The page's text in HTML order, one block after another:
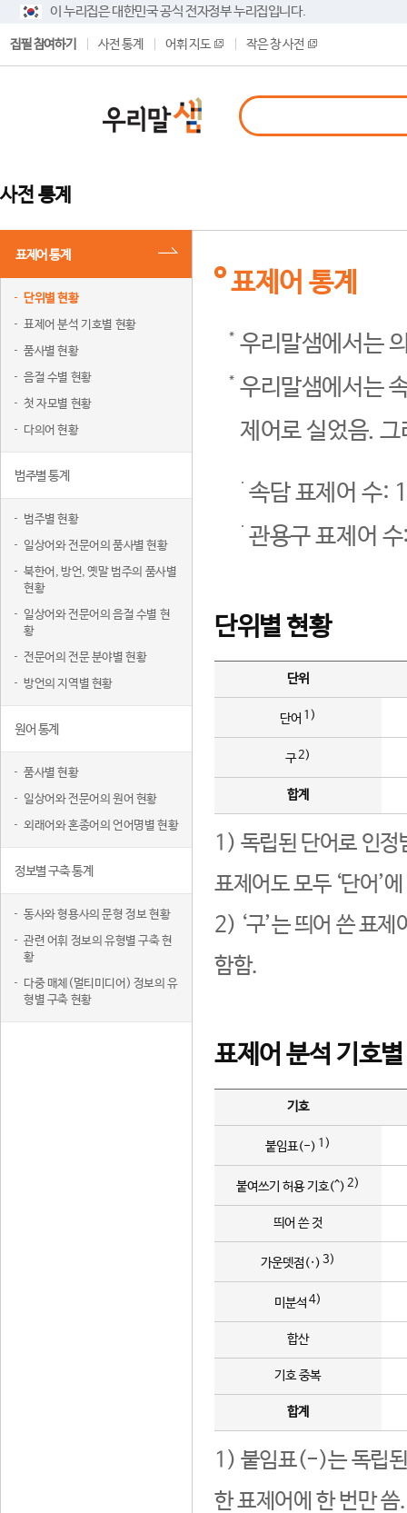
이 누리집은 대한민국 공식 전자정부 누리집입니다.
집필 참여하기 사전 통계 어휘 지도 작은 창 사전
사전 통계
표제어 통계
단위별 현황
표제어 분석 기호별 현황
품사별 현황
음절 수별 현황
첫 자모별 현황
다의어 현황
범주별 통계
범주별 현황
일상어와 전문어의 품사별 현황
북한어, 방언, 옛말 범주의 품사별
현황
일상어와 전문어의 음절 수별 현
황
전문어의 전문 분야별 현황
방언의 지역별 현황
원어 통계
품사별 현황
일상어와 전문어의 원어 현황
외래어와 혼종어의 언어명별 현황
정보별 구축 통계
동사와 형용사의 문형 정보 현황
관련 어휘 정보의 유형별 구축 현
황
다중 매체(멀티미디어) 정보의 유
형별 구축 현황
표제어 통계
우리말샘에서는
우리말샘에서는
제어로 실었음.
속담 표제어 수:
관용구 표제어
단위별 현황
단위
단어 1)
구2)
합계
1) 독립된 단어로 인정
표제어도 모두 ‘단어’
2) ‘구’는 띄어 쓴 표
함함.
표제어 분석 기호
기호
붙임표(-) 1)
붙여쓰기 허용 기호(^) 2)
띄어 쓴 것
가운뎃점(·) 3)
미분석 4)
합산
기호 중복
합계
1) 붙임표(-)는 독립된
한 표제어에 한 번만